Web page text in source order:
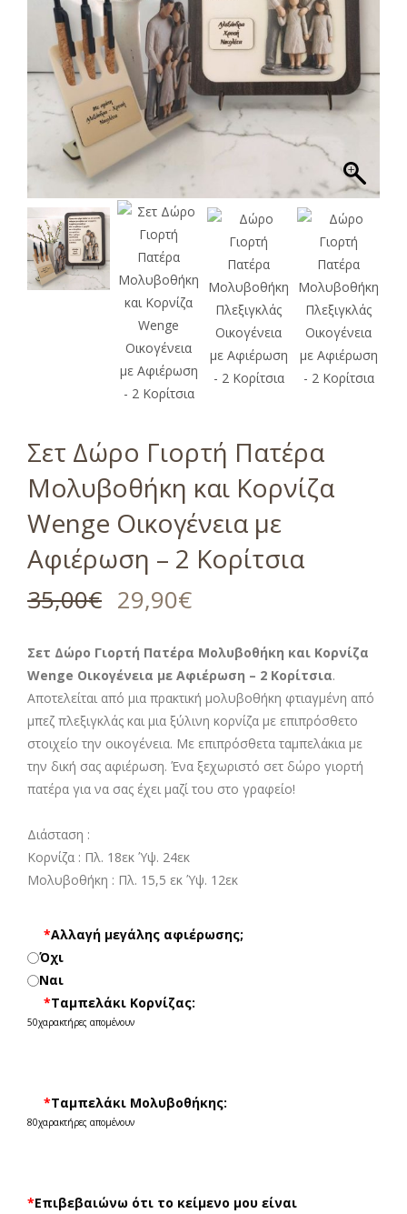
Σετ Δώρο Γιορτή Πατέρα
Μολυβοθήκη και Κορνίζα
Wenge Οικογένεια με
Αφιέρωση – 2 Κορίτσια
35,00€ 29,90€
Σετ Δώρο Γιορτή Πατέρα Μολυβοθήκη και Κορνίζα
Wenge Οικογένεια με Αφιέρωση – 2 Κορίτσια.
Αποτελείται από μια πρακτική μολυβοθήκη φτιαγμένη από
μπεζ πλεξιγκλάς και μια ξύλινη κορνίζα με επιπρόσθετο
στοιχείο την οικογένεια. Με επιπρόσθετα ταμπελάκια με
την δική σας αφιέρωση. Ένα ξεχωριστό σετ δώρο γιορτή
πατέρα για να σας έχει μαζί του στο γραφείο!
Διάσταση :
Κορνίζα : Πλ. 18εκ Ύψ. 24εκ
Μολυβοθήκη : Πλ. 15,5 εκ Ύψ. 12εκ
*Αλλαγή μεγάλης αφιέρωσης;
Όχι
Ναι
*Ταμπελάκι Κορνίζας:
50χαρακτήρες απομένουν
*Ταμπελάκι Μολυβοθήκης:
80χαρακτήρες απομένουν
*Επιβεβαιώνω ότι το κείμενο μου είναι